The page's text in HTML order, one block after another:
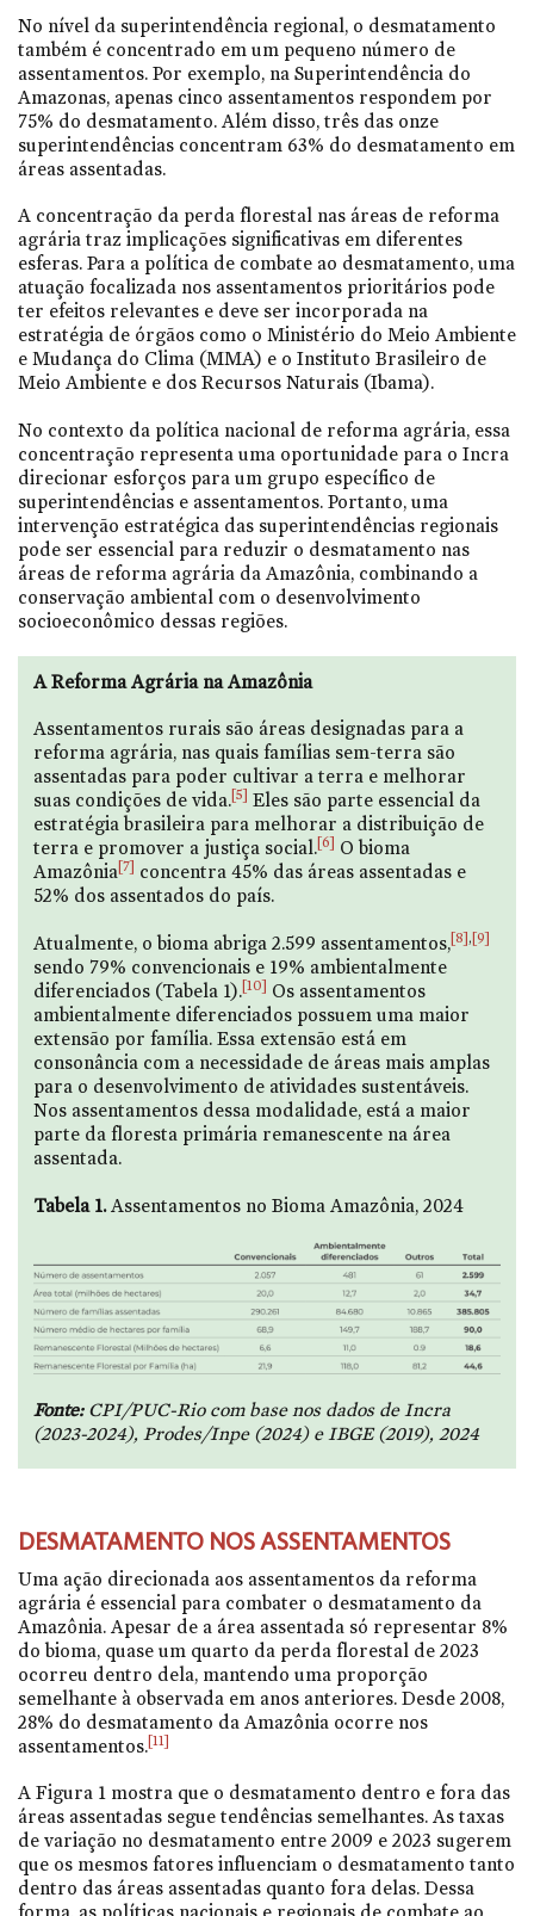
No nível da superintendência regional, o desmatamento
também é concentrado em um pequeno número de
assentamentos. Por exemplo, na Superintendência do
Amazonas, apenas cinco assentamentos respondem por
75% do desmatamento. Além disso, três das onze
superintendências concentram 63% do desmatamento em
áreas assentadas.
A concentração da perda florestal nas áreas de reforma
agrária traz implicações significativas em diferentes
esferas. Para a política de combate ao desmatamento, uma
atuação focalizada nos assentamentos prioritários pode
ter efeitos relevantes e deve ser incorporada na
estratégia de órgãos como o Ministério do Meio Ambiente
e Mudança do Clima (MMA) e o Instituto Brasileiro de
Meio Ambiente e dos Recursos Naturais (Ibama).
No contexto da política nacional de reforma agrária, essa
concentração representa uma oportunidade para o Incra
direcionar esforços para um grupo específico de
superintendências e assentamentos. Portanto, uma
intervenção estratégica das superintendências regionais
pode ser essencial para reduzir o desmatamento nas
áreas de reforma agrária da Amazônia, combinando a
conservação ambiental com o desenvolvimento
socioeconômico dessas regiões.
A Reforma Agrária na Amazônia
Assentamentos rurais são áreas designadas para a
reforma agrária, nas quais famílias sem-terra são
assentadas para poder cultivar a terra e melhorar
suas condições de vida.[5] Eles são parte essencial da
estratégia brasileira para melhorar a distribuição de
terra e promover a justiça social.[6] O bioma
Amazônia[7] concentra 45% das áreas assentadas e
52% dos assentados do país.
Atualmente, o bioma abriga 2.599 assentamentos,[8], [9]
sendo 79% convencionais e 19% ambientalmente
diferenciados (Tabela 1).[10] Os assentamentos
ambientalmente diferenciados possuem uma maior
extensão por família. Essa extensão está em
consonância com a necessidade de áreas mais amplas
para o desenvolvimento de atividades sustentáveis.
Nos assentamentos dessa modalidade, está a maior
parte da floresta primária remanescente na área
assentada.
Tabela 1.Assentamentos no Bioma Amazônia, 2024
Fonte:CPI/PUC-Rio com base nos dados de Incra
(2023-2024), Prodes/Inpe (2024) e IBGE (2019), 2024
DESMATAMENTO NOS ASSENTAMENTOS
Uma ação direcionada aos assentamentos da reforma
agrária é essencial para combater o desmatamento da
Amazônia. Apesar de a área assentada só representar 8%
do bioma, quase um quarto da perda florestal de 2023
ocorreu dentro dela, mantendo uma proporção
semelhante à observada em anos anteriores. Desde 2008,
28% do desmatamento da Amazônia ocorre nos
assentamentos.[11]
A Figura 1 mostra que o desmatamento dentro e fora das
áreas assentadas segue tendências semelhantes. As taxas
de variação no desmatamento entre 2009 e 2023 sugerem
que os mesmos fatores influenciam o desmatamento tanto
dentro das áreas assentadas quanto fora delas. Dessa